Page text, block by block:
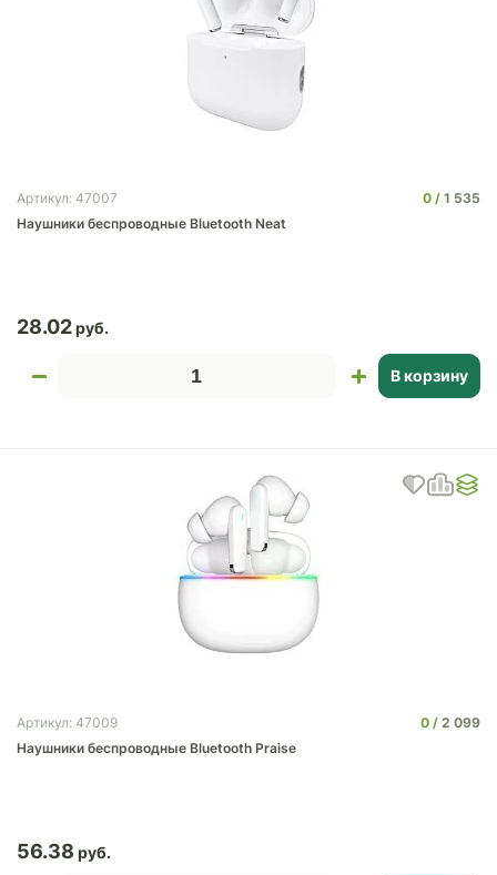
Артикул: 47007 0
1 535
Наушники беспроводные Bluetooth Neat
28.02
В корзину
Артикул: 47009 0
2 099
Наушники беспроводные Bluetooth Praise
56.38